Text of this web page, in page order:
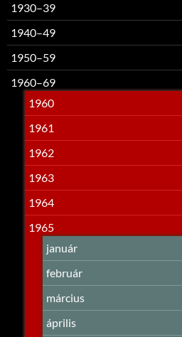
1930–39
1940–49
1950–59
1960–69
1960
1961
1962
1963
1964
1965
január
február
március
április